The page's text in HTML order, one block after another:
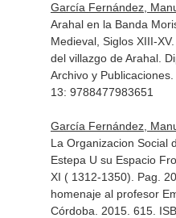
García Fernández,
Arahal en la Banda
Medieval, Siglos XIII-
del villazgo de Arahal.
Archivo y
13: 9788477983651
García Fernández,
La Organizacion Social
Estepa U su Espacio
XI ( 1312-1350). Pag.
homenaje al profesor
Córdoba. 2015. 615.